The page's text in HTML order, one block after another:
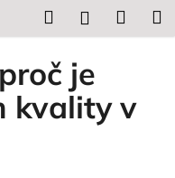
Hledat
je
kvality v